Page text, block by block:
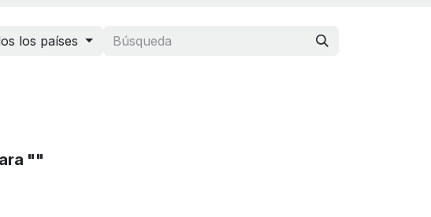
los países
""